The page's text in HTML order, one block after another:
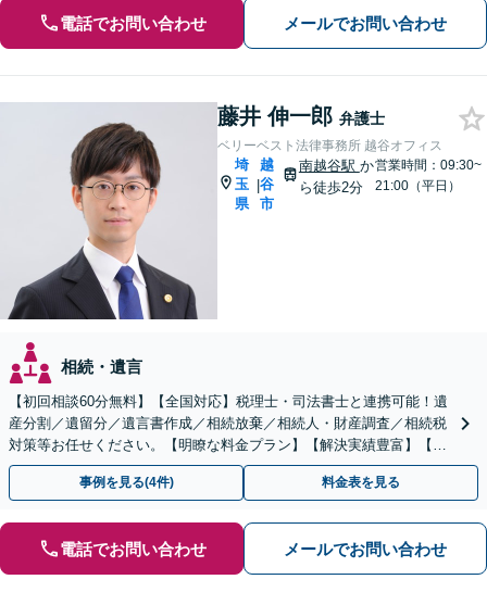
電話でお問い合わせ メールでお問い合わせ
藤井 伸一郎 弁護士
ベリーベスト法律事務所 越谷オフィス
埼
玉
県
|
越
谷
市
南越谷駅 か
ら徒歩2分
営業時間：09:30~
21:00（平日）
相続・遺言
【初回相談60分無料】【全国対応】税理士・司法書士と連携可能！遺
産分割／遺留分／遺言書作成／相続放棄／相続人・財産調査／相続税
対策等お任せください。【明瞭な料金プラン】【解決実績豊富】【電
話相談可】
事例を見る(4件) 料金表を見る
電話でお問い合わせ メールでお問い合わせ